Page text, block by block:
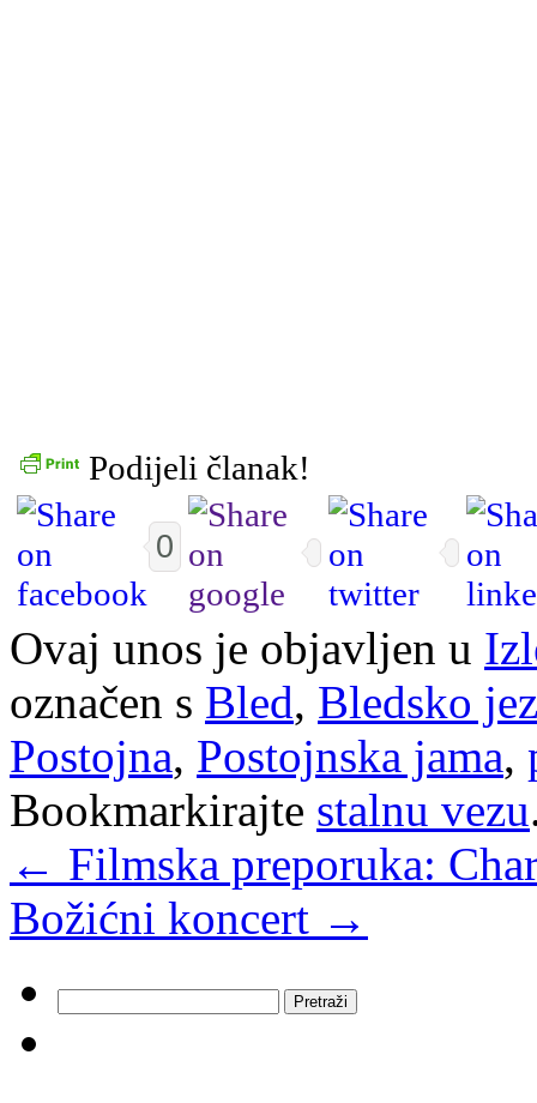
Podijeli članak!
0
Ovaj unos je objavljen u
označen s Bled, Bledsko
Postojna, Postojnska jama,
Bookmarkirajte stalnu vezu
← Filmska preporuka:
Božićni koncert →